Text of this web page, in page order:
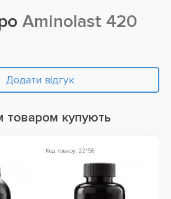
Aminolast 420
Додати відгук
товаром купують
Код товару: 22156